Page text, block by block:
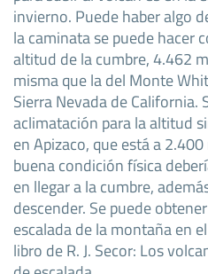
invierno. Puede haber algo
la caminata se puede hacer
altitud de la cumbre, 4.462
misma que la del Monte
Sierra Nevada de California.
aclimatación para la altitud
en Apizaco, que está a
buena condición física
en llegar a la cumbre,
descender. Se puede
escalada de la montaña en
libro de R. J. Secor: Los